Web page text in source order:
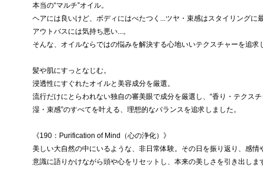
本当の“マルチ”オイル。
ヘアには良いけど、ボディにはべたつく...ツヤ・束感はスタイリングに
アウトバスには気持ち悪い...。
そんな、オイルならではの悩みを解決する心地いいテクスチャーを追求
髪や肌にすっとなじむ。
浸透性にすぐれたオイルと美容成分を厳選。
流行だけにとらわれない独自の審美眼で成分を厳選し、“香り・テクス
湿・束感”のすべてを叶える、理想的なバランスを追求しました。
《190：Purification of Mind（心の浄化）》
美しい大自然の中にいるような、非日常体験。その日を振り返り、感情
意識に語りかけながら頭や心をリセットし、本来の美しさを引き出しま